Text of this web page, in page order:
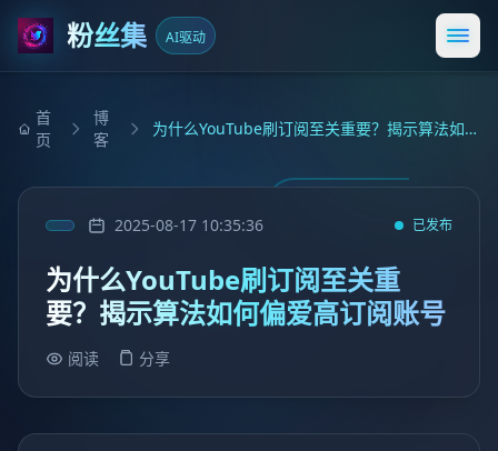
粉丝集 AI驱动 打开
首
页
博
客
为什么YouTube刷订阅至关重要？揭示算法如何偏爱高订阅账号
2025-08-17 10:35:36 已发布
为什么YouTube刷订阅至关重
要？揭示算法如何偏爱高订阅账号
阅读 分享